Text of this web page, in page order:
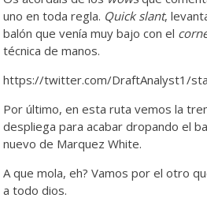
uno en toda regla. Quick slant,
balón que venía muy bajo con el
técnica de manos.
https://twitter.com/DraftAnalyst1/
Por último, en esta ruta vemos la
despliega para acabar dropando el
nuevo de Marquez White.
A que mola, eh? Vamos por el otro
a todo dios.